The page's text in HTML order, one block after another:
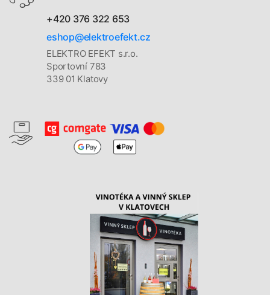
+420 376 322 653
eshop@elektroefekt.cz
ELEKTRO EFEKT s.r.o.
Sportovní 783
339 01 Klatovy